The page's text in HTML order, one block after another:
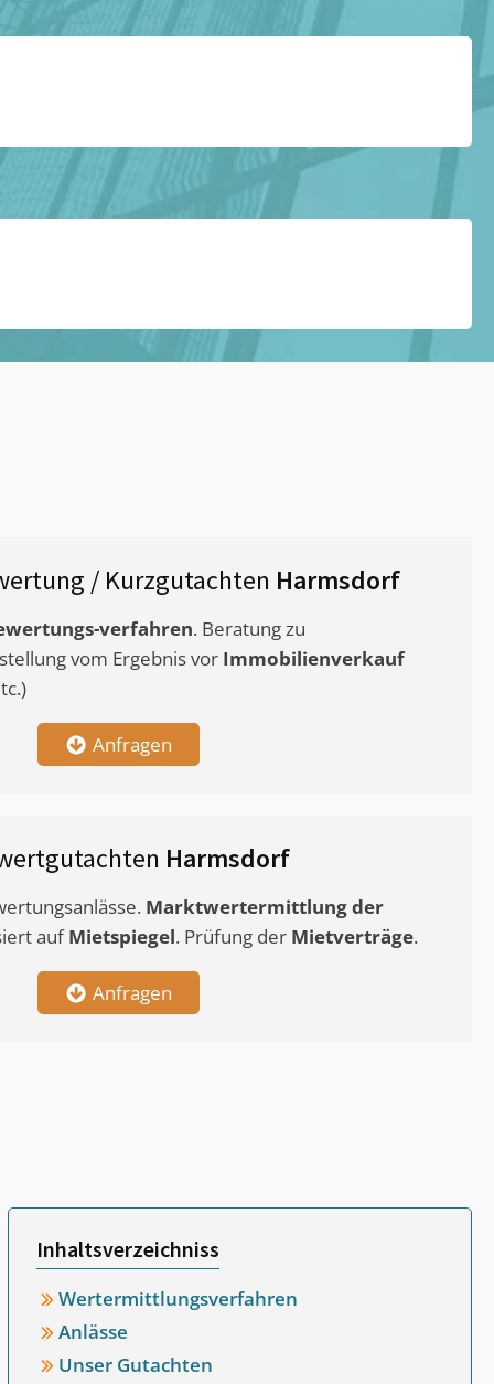
/ Kurzgutachten Harmsdorf
verfahren. Beratung zu
vom Ergebnis vor Immobilienverkauf
Anfragen
Harmsdorf
Marktwertermittlungder
aufMietspiegel. Prüfung der Mietverträge.
Anfragen
Inhaltsverzeichniss
Wertermittlungsverfahren
Anlässe
Unser Gutachten